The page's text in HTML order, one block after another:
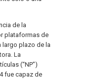
de la
plataformas de
largo plazo de la
La
(“NP”)
fue capaz de